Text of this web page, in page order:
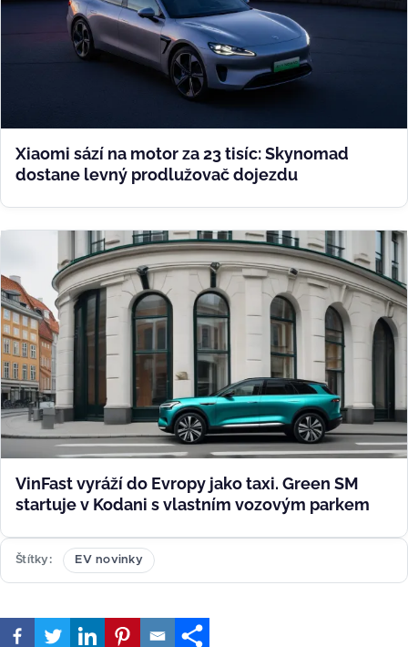
Xiaomi sází na motor za 23 tisíc: Skynomad
dostane levný prodlužovač dojezdu
VinFast vyráží do Evropy jako taxi. Green SM
startuje v Kodani s vlastním vozovým parkem
Štítky EV novinky